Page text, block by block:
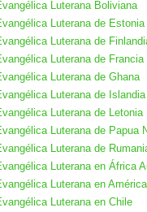
Luterana Boliviana
Luterana de Estonia
Luterana de
Luterana de Francia
Luterana de Ghana
Luterana de Islandia
Luterana de Letonia
Luterana de Papua
Luterana de
Luterana en África
Luterana en América
Luterana en Chile